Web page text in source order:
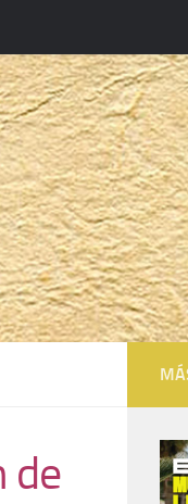
de